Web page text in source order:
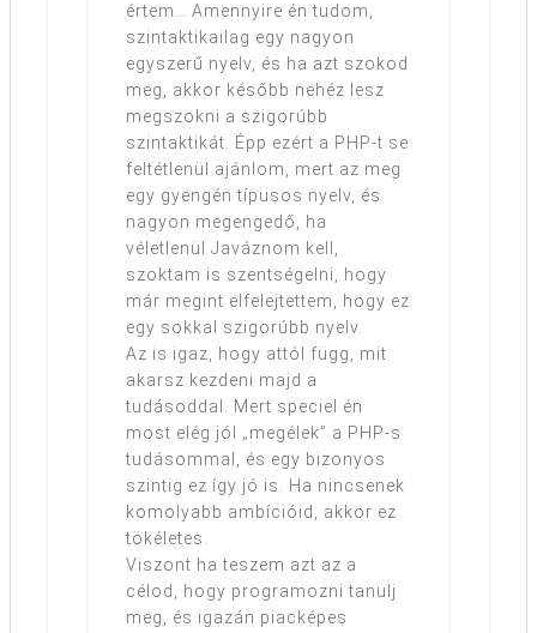
értem… Amennyire én tudom,
szintaktikailag egy nagyon
egyszerű nyelv, és ha azt szokod
meg, akkor később nehéz lesz
megszokni a szigorúbb
szintaktikát. Épp ezért a PHP-t se
feltétlenül ajánlom, mert az meg
egy gyengén típusos nyelv, és
nagyon megengedő, ha
véletlenül Javáznom kell,
szoktam is szentségelni, hogy
már megint elfelejtettem, hogy ez
egy sokkal szigorúbb nyelv.
Az is igaz, hogy attól függ, mit
akarsz kezdeni majd a
tudásoddal. Mert speciel én
most elég jól „megélek” a PHP-s
tudásommal, és egy bizonyos
szintig ez így jó is. Ha nincsenek
komolyabb ambícióid, akkor ez
tökéletes.
Viszont ha teszem azt az a
célod, hogy programozni tanulj
meg, és igazán piacképes